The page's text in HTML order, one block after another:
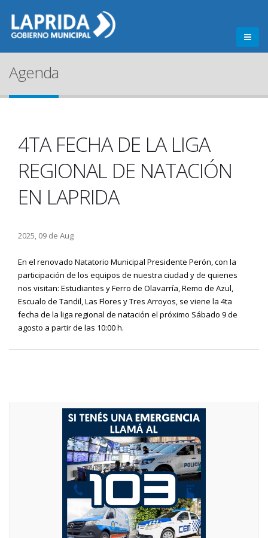
Agenda
4TA FECHA DE LA LIGA
REGIONAL DE NATACIÓN
EN LAPRIDA
2025, 09 de Aug
En el renovado Natatorio Municipal Presidente Perón, con la
participación de los equipos de nuestra ciudad y de quienes
nos visitan: Estudiantes y Ferro de Olavarría, Remo de Azul,
Escualo de Tandil, Las Flores y Tres Arroyos, se viene la 4ta
fecha de la liga regional de natación el próximo Sábado 9 de
agosto a partir de las 10:00 h.